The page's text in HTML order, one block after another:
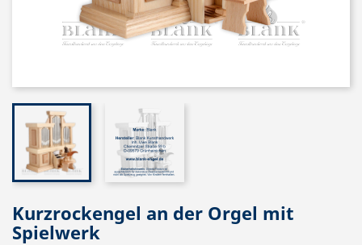
Kurzrockengel an der Orgel mit
Spielwerk